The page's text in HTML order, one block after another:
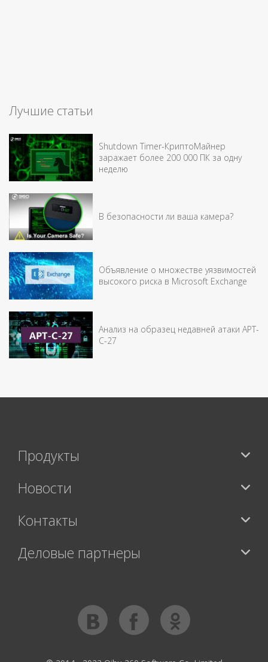
Лучшие статьи
Shutdown Timer-КриптоМайнер
заражает более 200 000 ПК за одну
неделю
В безопасности ли ваша камера?
Объявление о множестве уязвимостей
высокого риска в Microsoft Exchange
Анализ на образец недавней атаки APT-
C-27
Продукты
Новости
Контакты
Деловые партнеры